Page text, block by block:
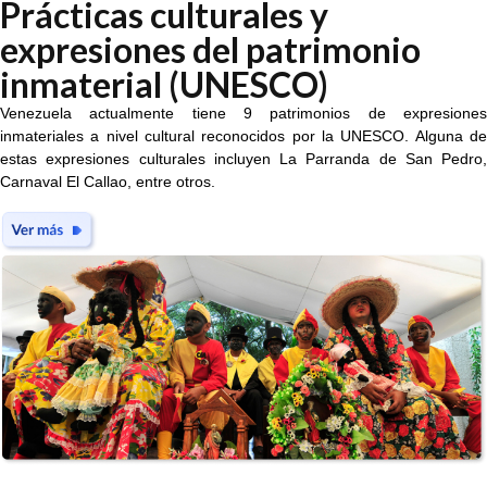
Prácticas culturales y
expresiones del patrimonio
inmaterial (UNESCO)
Venezuela actualmente tiene 9 patrimonios de expresiones
inmateriales a nivel cultural reconocidos por la UNESCO. Alguna de
estas expresiones culturales incluyen La Parranda de San Pedro,
Carnaval El Callao, entre otros.